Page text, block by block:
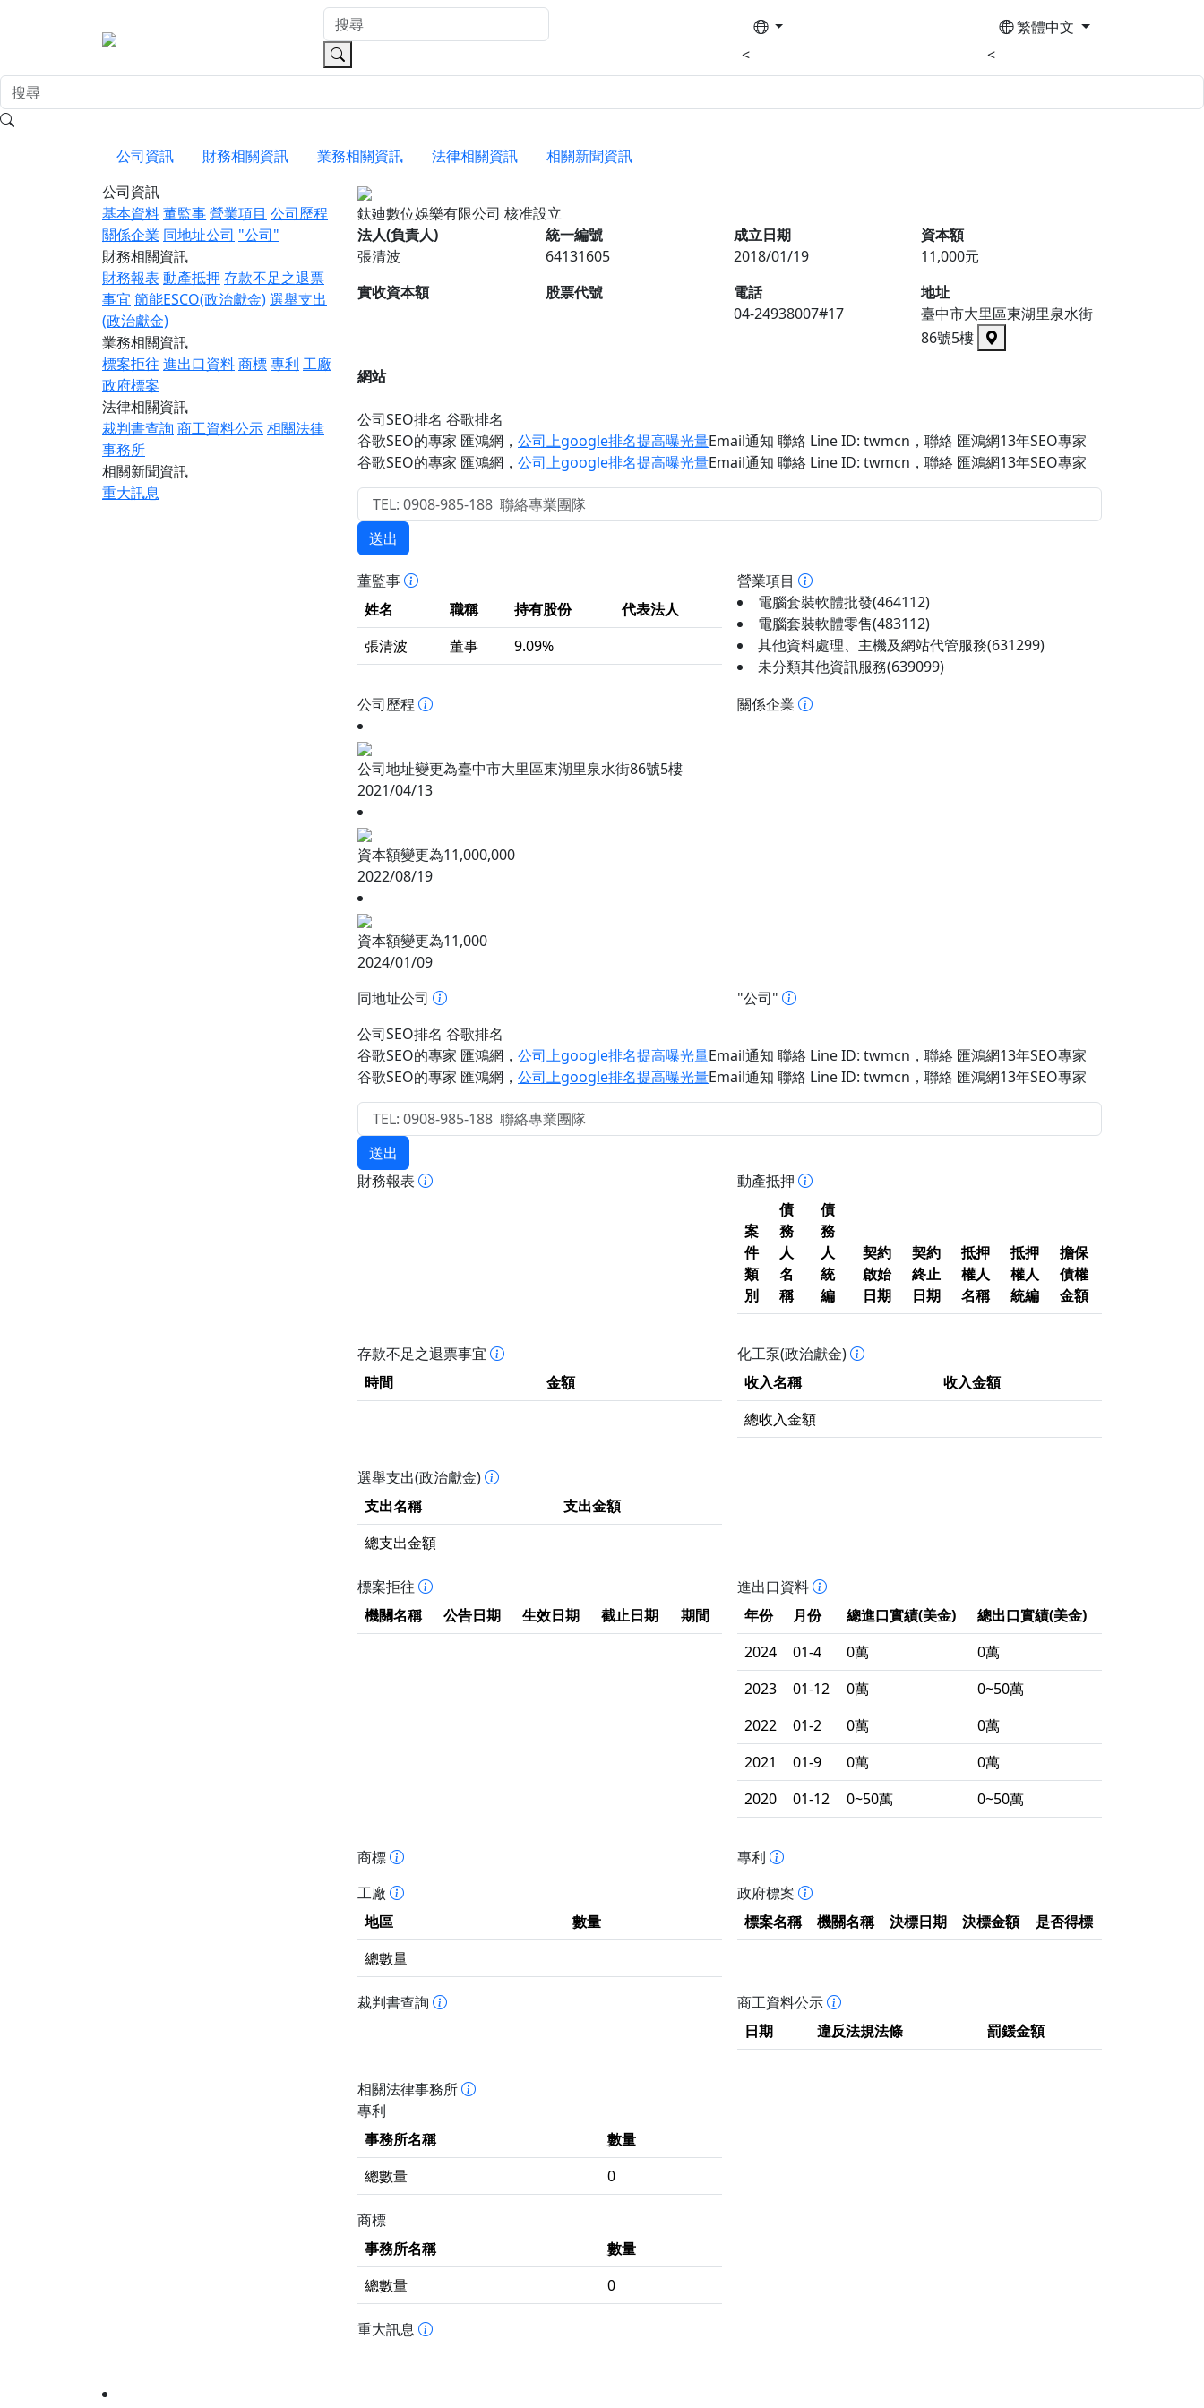
<
繁體中文
<
公司資訊 財務相關資訊 業務相關資訊 法律相關資訊
相關新聞資訊
公司資訊
基本資料董監事營業項目 公司歷程
關係企業 同地址公司 "公司"
財務相關資訊
財務報表 動產抵押 存款不足之退票
事宜 節能ESCO(政治獻金)選舉支出
(政治獻金)
業務相關資訊
標案拒往 進出口資料商標專利 工廠
政府標案
法律相關資訊
裁判書查詢 商工資料公示相關法律
事務所
相關新聞資訊
重大訊息
鈦廸數位娛樂有限公司 核准設立
法人(負責人)
張清波
統一編號
64131605
成立日期
2018/01/19
資本額
11,000元
實收資本額
股票代號
電話
04-24938007#17
地址
臺中市大里區東湖里泉水街
86號5樓
網站
公司SEO排名 谷歌排名
谷歌SEO的專家 匯鴻網 ， 公司上google排名提高曝光量Email通知 聯絡 Line ID: twmcn ，聯絡 匯鴻網13年SEO專家
谷歌SEO的專家 匯鴻網 ， 公司上google排名提高曝光量Email通知 聯絡 Line ID: twmcn ，聯絡 匯鴻網13年SEO專家
送出
董監事
姓名
職稱 持有股份
代表法人
張清波
董事 9.09%
營業項目
電腦套裝軟體批發(464112)
電腦套裝軟體零售(483112)
其他資料處理、主機及網站代管服務(631299)
未分類其他資訊服務(639099)
公司歷程
公司地址變更為臺中市大里區東湖里泉水街86號5樓
2021/04/13
資本額變更為11,000,000
2022/08/19
資本額變更為11,000
2024/01/09
關係企業
同地址公司
"公司"
公司SEO排名 谷歌排名
谷歌SEO的專家 匯鴻網 ， 公司上google排名提高曝光量Email通知 聯絡 Line ID: twmcn ，聯絡 匯鴻網13年SEO專家
谷歌SEO的專家 匯鴻網 ， 公司上google排名提高曝光量Email通知 聯絡 Line ID: twmcn ，聯絡 匯鴻網13年SEO專家
送出
財務報表
動產抵押
案
件
類
別
債
務
人
名
稱
債
務
人
統
編
契約
啟始
日期
契約
終止
日期
抵押
權人
名稱
抵押
權人
統編
擔保
債權
金額
存款不足之退票事宜
時間
金額
化工泵(政治獻金)
收入名稱
收入金額
總收入金額
選舉支出(政治獻金)
支出名稱
支出金額
總支出金額
標案拒往
機關名稱
公告日期 生效日期 截止日期 期間
進出口資料
年份
月份 總進口實績(美金)
總出口實績(美金)
2024
01-4 0萬
0萬
2023
01-12 0萬
0~50萬
2022
01-2 0萬
0萬
2021
01-9 0萬
0萬
2020
01-12 0~50萬 0~50萬
商標
專利
工廠
地區
數量
總數量
政府標案
標案名稱
機關名稱 決標日期 決標金額 是否得標
裁判書查詢
商工資料公示
日期
違反法規法條 罰鍰金額
相關法律事務所
專利
事務所名稱
數量
總數量
0
商標
事務所名稱
數量
總數量
0
重大訊息